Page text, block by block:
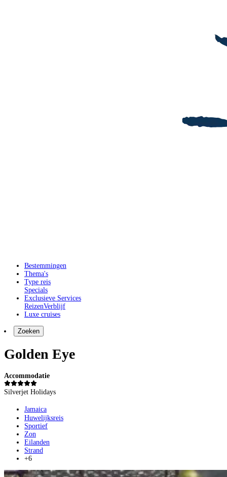
Bestemmingen
Thema's
Type reis
Specials
Exclusieve Services
ReizenVerblijf
Luxe cruises
Zoeken
Golden Eye
Accommodatie
Silverjet Holidays
Jamaica
Huwelijksreis
Sportief
Zon
Eilanden
Strand
+6